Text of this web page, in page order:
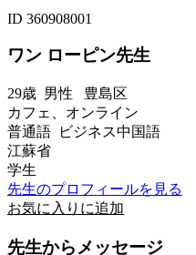
ID 360908001
ワン ローピン先生
29歳 男性 豊島区
カフェ、オンライン
普通語 ビジネス中国語
江蘇省
学生
先生のプロフィールを見る
お気に入りに追加
先生からメッセージ